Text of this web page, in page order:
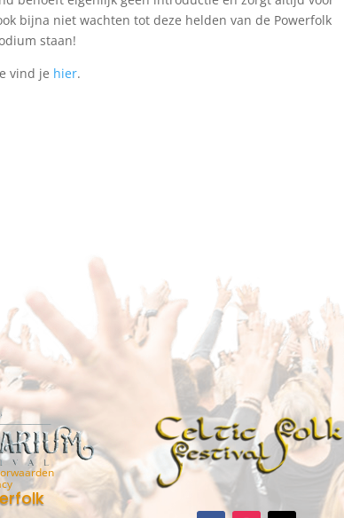
bijna niet wachten tot deze helden van de Powerfolk
staan!
vind je hier.